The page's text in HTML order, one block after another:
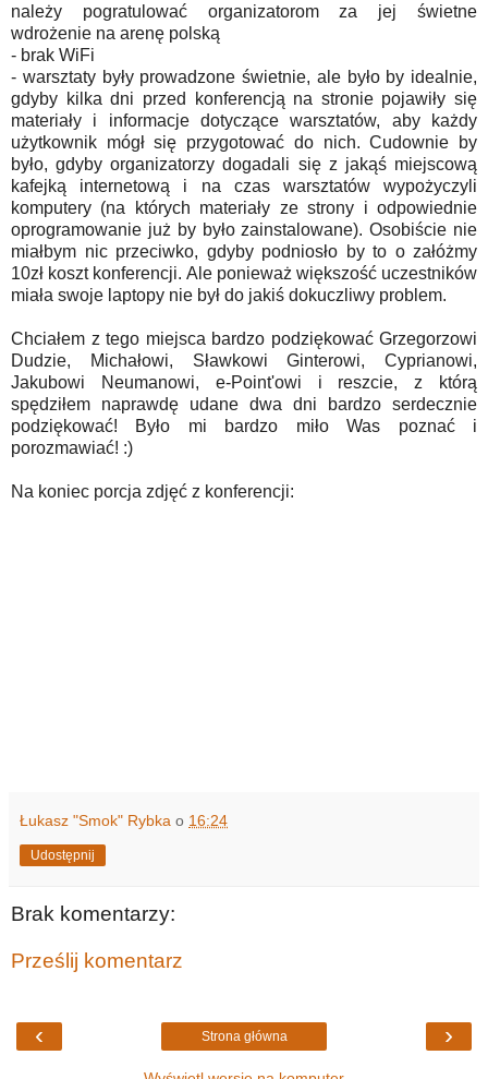
należy pogratulować organizatorom za jej świetne
wdrożenie na arenę polską
- brak WiFi
- warsztaty były prowadzone świetnie, ale było by idealnie,
gdyby kilka dni przed konferencją na stronie pojawiły się
materiały i informacje dotyczące warsztatów, aby każdy
użytkownik mógł się przygotować do nich. Cudownie by
było, gdyby organizatorzy dogadali się z jakąś miejscową
kafejką internetową i na czas warsztatów wypożyczyli
komputery (na których materiały ze strony i odpowiednie
oprogramowanie już by było zainstalowane). Osobiście nie
miałbym nic przeciwko, gdyby podniosło by to o załóżmy
10zł koszt konferencji. Ale ponieważ większość uczestników
miała swoje laptopy nie był do jakiś dokuczliwy problem.
Chciałem z tego miejsca bardzo podziękować Grzegorzowi
Dudzie, Michałowi, Sławkowi Ginterowi, Cyprianowi,
Jakubowi Neumanowi, e-Point'owi i reszcie, z którą
spędziłem naprawdę udane dwa dni bardzo serdecznie
podziękować! Było mi bardzo miło Was poznać i
porozmawiać! :)
Na koniec porcja zdjęć z konferencji:
Łukasz "Smok" Rybka o 16:24
Udostępnij
Brak komentarzy:
Prześlij komentarz
‹ ›
Strona główna